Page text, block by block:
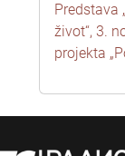
Predstava
život“, 3.
projekta